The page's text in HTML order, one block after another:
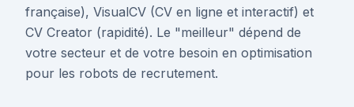
française), VisualCV (CV en ligne et interactif) et
CV Creator (rapidité). Le "meilleur" dépend de
votre secteur et de votre besoin en optimisation
pour les robots de recrutement.